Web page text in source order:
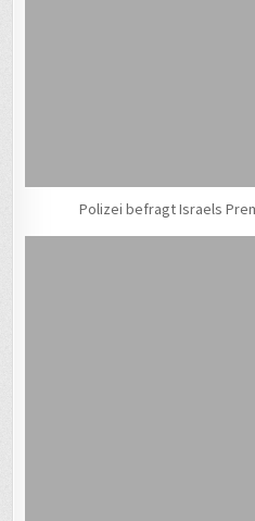
Polizei befragt Israels